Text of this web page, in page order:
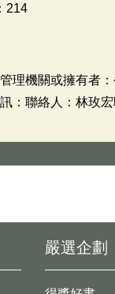
214
理機關或擁有者
：聯絡人：林玫
嚴選企劃